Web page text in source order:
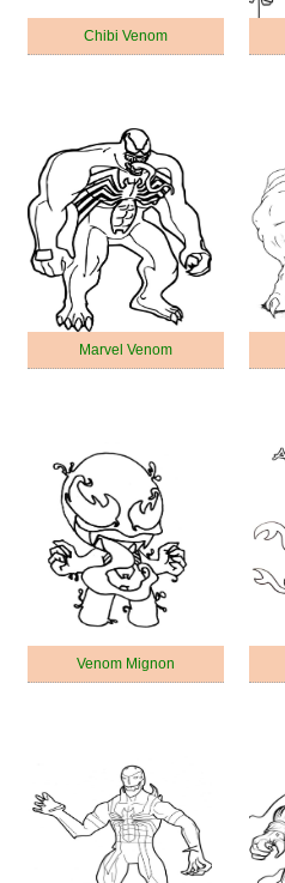
Chibi Venom
Marvel Venom
Venom Mignon